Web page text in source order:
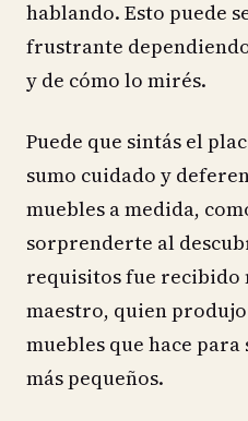
hablando. Esto puede
frustrante
y de cómo lo mirés.
Puede que sintás el
sumo cuidado y
muebles a medida,
sorprenderte al
requisitos fue recibido
maestro, quien
muebles que hace
más pequeños.